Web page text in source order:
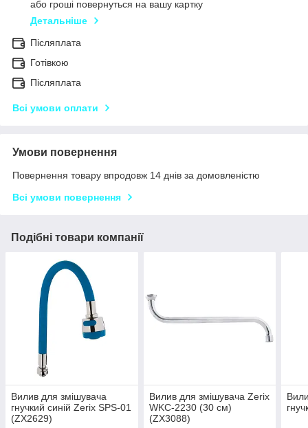
або гроші повернуться на вашу картку
Детальніше
Післяплата
Готівкою
Післяплата
Всі умови оплати
Умови повернення
Повернення товару впродовж 14 днів за домовленістю
Всі умови повернення
Подібні товари компанії
Вилив для змішувача
гнучкий синій Zerix SPS-01
(ZX2629)
Вилив для змішувача Zerix
WKC-2230 (30 см)
(ZX3088)